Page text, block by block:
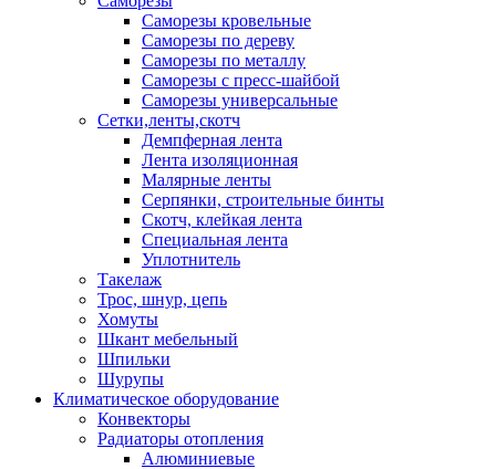
Саморезы кровельные
Саморезы по дереву
Саморезы по металлу
Саморезы с пресс-шайбой
Саморезы универсальные
Сетки,ленты,скотч
Демпферная лента
Лента изоляционная
Малярные ленты
Серпянки, строительные бинты
Скотч, клейкая лента
Специальная лента
Уплотнитель
Такелаж
Трос, шнур, цепь
Хомуты
Шкант мебельный
Шпильки
Шурупы
Климатическое оборудование
Конвекторы
Радиаторы отопления
Алюминиевые